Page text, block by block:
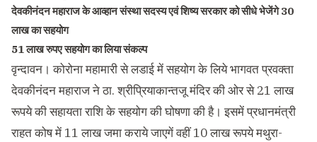
देवकीनंदन महाराज के आव्हान संस्था सदस्य एवं शिष्य सरकार को सीधे भेजेंगे 30
लाख का सहयोग
51 लाख रुपए सहयोग का लिया संकल्प
वृन्दावन। कोरोना महामारी से लडाई में सहयोग के लिये भागवत प्रवक्ता
देवकीनंदन महाराज ने ठा. श्रीप्रियाकान्तजू मंदिर की ओर से 21 लाख
रूपये की सहायता राशि के सहयोग की घोषणा की है। इसमें प्रधानमंत्री
राहत कोष में 11 लाख जमा कराये जाएगें वहीं 10 लाख रूपये मथुरा-